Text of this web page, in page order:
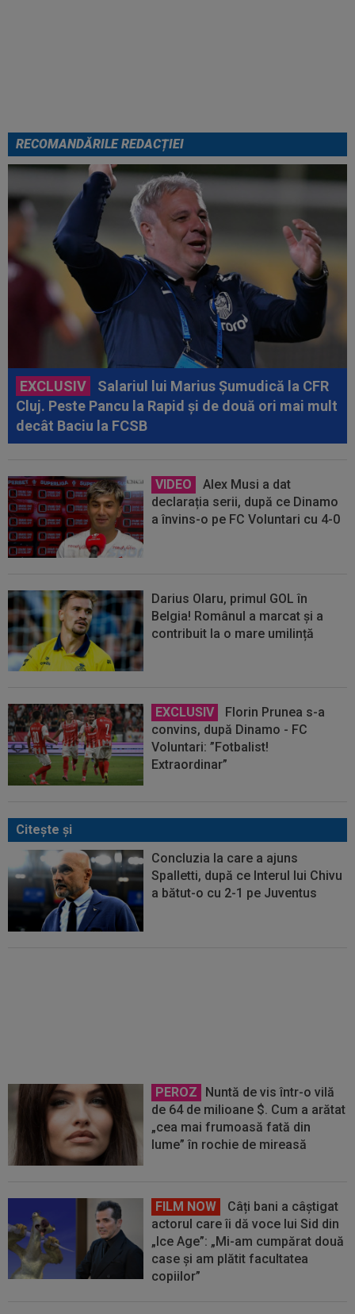
RECOMANDĂRILE REDACȚIEI
EXCLUSIV
Salariul lui Marius Șumudică la CFR
Cluj. Peste Pancu la Rapid și de două ori mai mult
decât Baciu la FCSB
VIDEO
Alex Musi a dat
declarația serii, după ce Dinamo
a învins-o pe FC Voluntari cu 4-0
Darius Olaru, primul GOL în
Belgia! Românul a marcat și a
contribuit la o mare umilință
EXCLUSIV
Florin Prunea s-a
convins, după Dinamo - FC
Voluntari: ”Fotbalist!
Extraordinar”
Citeşte şi
Concluzia la care a ajuns
Spalletti, după ce Interul lui Chivu
a bătut-o cu 2-1 pe Juventus
PEROZ
Nuntă de vis într-o vilă
de 64 de milioane $. Cum a arătat
„cea mai frumoasă fată din
lume” în rochie de mireasă
FILM NOW
Câți bani a câștigat
actorul care îi dă voce lui Sid din
„Ice Age”: „Mi-am cumpărat două
case și am plătit facultatea
copiilor”